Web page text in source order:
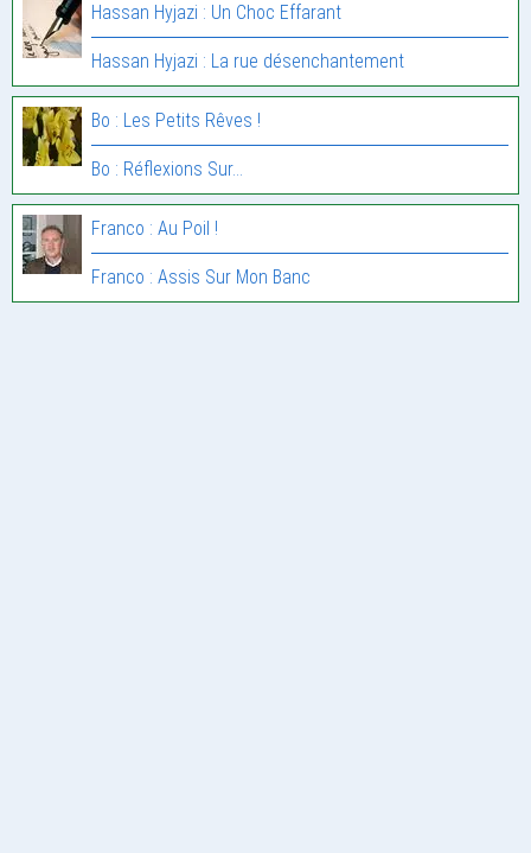
Hassan Hyjazi : Un Choc Effarant
Hassan Hyjazi : La rue désenchantement
Bo : Les Petits Rêves !
Bo : Réflexions Sur…
Franco : Au Poil !
Franco : Assis Sur Mon Banc